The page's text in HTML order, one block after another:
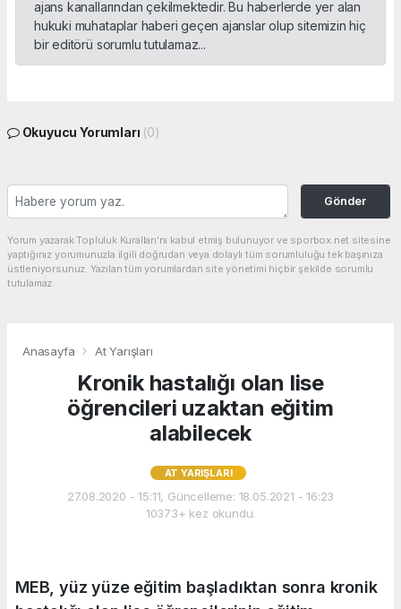
ajans kanallarından çekilmektedir. Bu haberlerde yer alan
hukuki muhataplar haberi geçen ajanslar olup sitemizin hiç
bir editörü sorumlu tutulamaz...
Okuyucu Yorumları (0)
Gönder
Yorum yazarak Topluluk Kuralları’nı kabul etmiş bulunuyor ve sporbox.net sitesine
yaptığınız yorumunuzla ilgili doğrudan veya dolaylı tüm sorumluluğu tek başınıza
üstleniyorsunuz. Yazılan tüm yorumlardan site yönetimi hiçbir şekilde sorumlu
tutulamaz.
Anasayfa At Yarışları
Kronik hastalığı olan lise
öğrencileri uzaktan eğitim
alabilecek
AT YARIŞLARI
27.08.2020 - 15:11, Güncelleme: 18.05.2021 - 16:23
10373+ kez okundu.
MEB, yüz yüze eğitim başladıktan sonra kronik